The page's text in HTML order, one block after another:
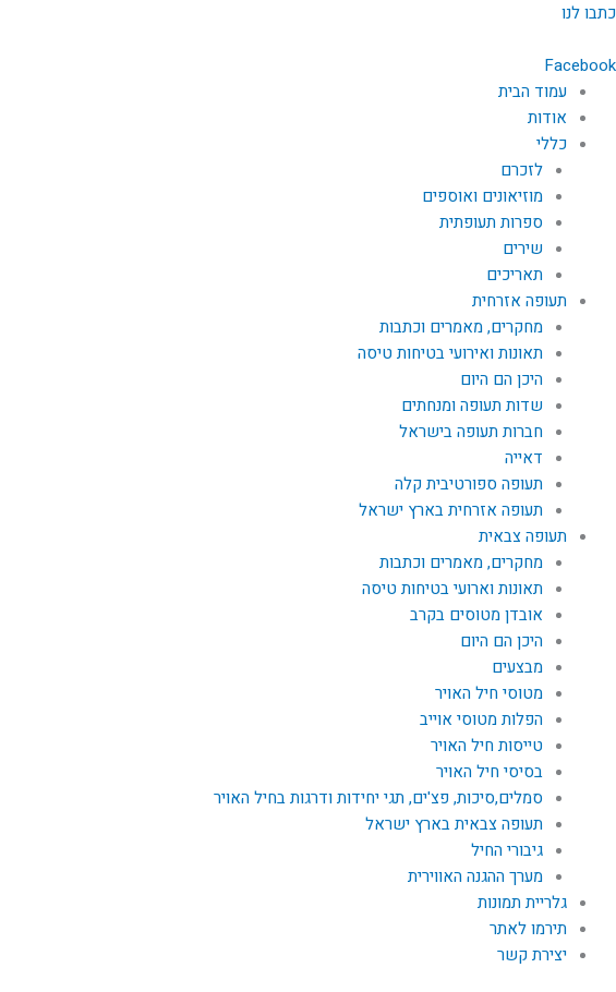
דילוג
כתבו לנו
Facebook
עמוד הבית
אודות
כללי
לזכרם
מוזיאונים ואוספים
ספרות תעופתית
שירים
תאריכים
תעופה אזרחית
מחקרים, מאמרים וכתבות
תאונות ואירועי בטיחות טיסה
היכן הם היום
שדות תעופה ומנחתים
חברות תעופה בישראל
דאייה
תעופה ספורטיבית קלה
תעופה אזרחית בארץ ישראל
תעופה צבאית
מחקרים, מאמרים וכתבות
תאונות וארועי בטיחות טיסה
אובדן מטוסים בקרב
היכן הם היום
מבצעים
מטוסי חיל האויר
הפלות מטוסי אוייב
טייסות חיל האויר
בסיסי חיל האויר
סמלים,סיכות, פצ'ים, תגי יחידות ודרגות בחיל האויר
תעופה צבאית בארץ ישראל
גיבורי החיל
מערך ההגנה האווירית
גלריית תמונות
תירמו לאתר
יצירת קשר